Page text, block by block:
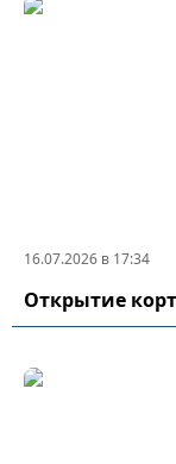
16.07.2026 в 17:34
Открытие